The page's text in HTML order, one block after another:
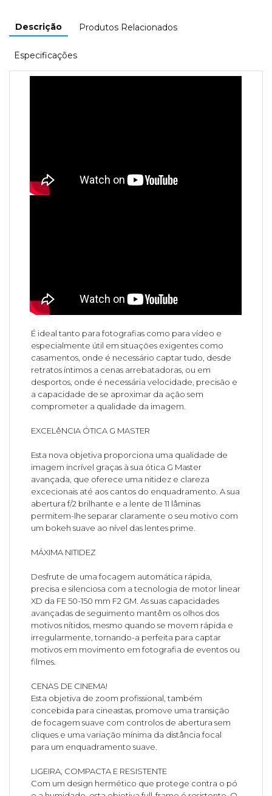
Descrição Produtos Relacionados
Especificações
É ideal tanto para fotografias como para vídeo e
especialmente útil em situações exigentes como
casamentos, onde é necessário captar tudo, desde
retratos íntimos a cenas arrebatadoras, ou em
desportos, onde é necessária velocidade, precisão e
a capacidade de se aproximar da ação sem
comprometer a qualidade da imagem.
EXCELêNCIA ÓTICA G MASTER
Esta nova objetiva proporciona uma qualidade de
imagem incrível graças à sua ótica G Master
avançada, que oferece uma nitidez e clareza
excecionais até aos cantos do enquadramento. A sua
abertura f/2 brilhante e a lente de 11 lâminas
permitem-lhe separar claramente o seu motivo com
um bokeh suave ao nível das lentes prime.
MÁXIMA NITIDEZ
Desfrute de uma focagem automática rápida,
precisa e silenciosa com a tecnologia de motor linear
XD da FE 50-150 mm F2 GM. As suas capacidades
avançadas de seguimento mantêm os olhos dos
motivos nítidos, mesmo quando se movem rápida e
irregularmente, tornando-a perfeita para captar
motivos em movimento em fotografia de eventos ou
filmes.
CENAS DE CINEMA!
Esta objetiva de zoom profissional, também
concebida para cineastas, promove uma transição
de focagem suave com controlos de abertura sem
cliques e uma variação mínima da distância focal
para um enquadramento suave.
LIGEIRA, COMPACTA E RESISTENTE
Com um design hermético que protege contra o pó